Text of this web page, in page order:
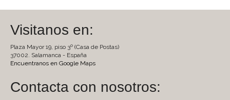
Visitanos en:
Plaza Mayor 19, piso 3º (Casa de Postas)
37002. Salamanca - España
Encuentranos en Google Maps
Contacta con nosotros: